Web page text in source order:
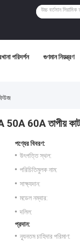
পরিদর্শন গুণমান নিয়ন্ত্রণ
60A তাপীয় কাটফ
পণ্যের বিবরণ:
উৎপত্তি স্থল:
পরিচিতিমুলক নাম:
সাক্ষ্যদান:
মডেল নম্বার:
দলিল:
প্রদান:
ন্যূনতম চাহিদার পরিমাণ: